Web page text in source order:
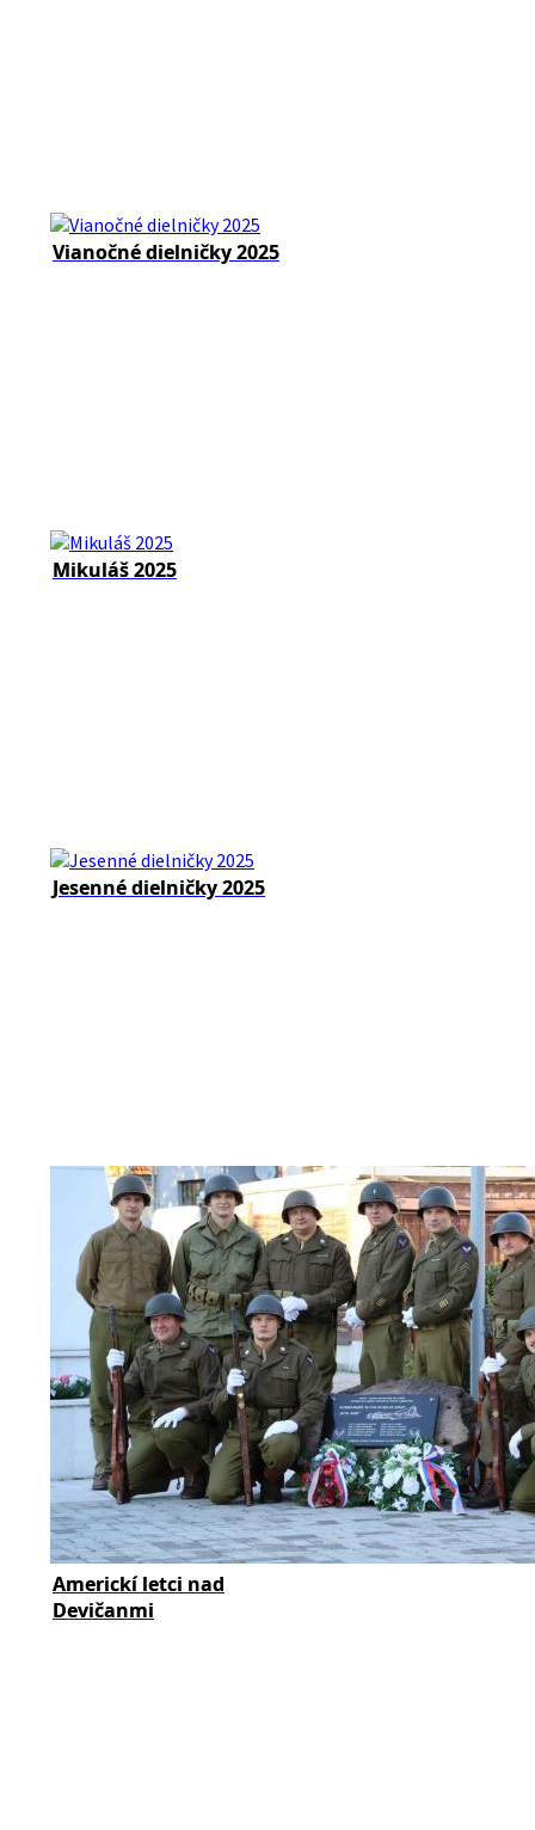
Vianočné dielničky 2025
Mikuláš 2025
Jesenné dielničky 2025
Americkí letci nad
Devičanmi